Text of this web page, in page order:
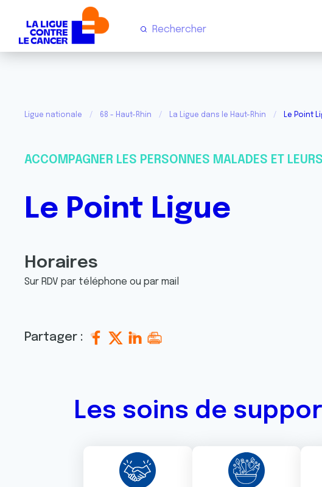
Ligue nationale 68 - Haut-Rhin La Ligue dans le Haut-Rhin Le Point
ACCOMPAGNER LES PERSONNES MALADES ET
Le Point Ligue
Horaires
Sur RDV par téléphone ou par mail
Partager :
Les soins de